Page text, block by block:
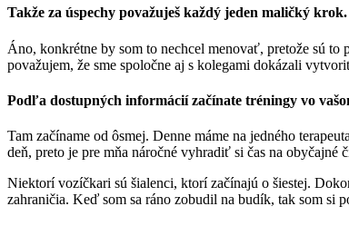
Takže za úspechy považuješ každý jeden maličký krok.
Áno, konkrétne by som to nechcel menovať, pretože sú
považujem, že sme spoločne aj s kolegami dokázali
Podľa dostupných informácií začínate tréningy vo
Tam začíname od ôsmej. Denne máme na jedného
deň, preto je pre mňa náročné vyhradiť si čas na obyčajné
Niektorí vozíčkari sú šialenci, ktorí začínajú o šiestej.
zahraničia. Keď som sa ráno zobudil na budík, tak som si